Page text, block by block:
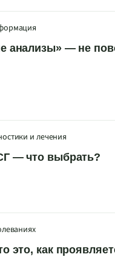
анализы» — не
и лечения
— что выбрать?
это, как